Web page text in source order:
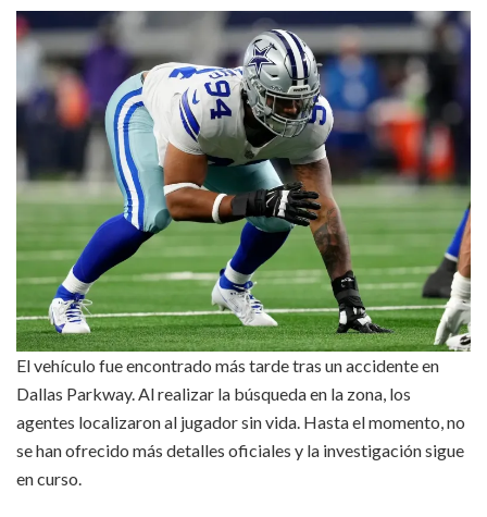
El vehículo fue encontrado más tarde tras un accidente en
Dallas Parkway. Al realizar la búsqueda en la zona, los
agentes localizaron al jugador sin vida. Hasta el momento, no
se han ofrecido más detalles oficiales y la investigación sigue
en curso.